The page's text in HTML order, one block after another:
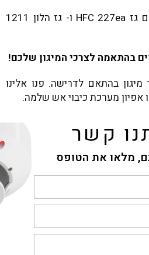
חומרי הכיבוי של המטף הם גז HFC 227ea ו- גז הלון 1211
בהתאמה לצרכי המיגון שלכם!
מיגון בהתאם לדרישה. פנו אלינו
אפיון מערכת כיבוי אש שלמה.
קשר
מלאו את הטופס